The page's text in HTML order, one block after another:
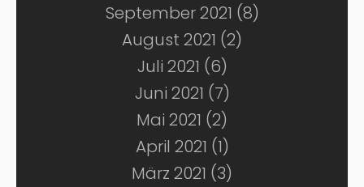
September 2021 (8)
August 2021 (2)
Juli 2021 (6)
Juni 2021 (7)
Mai 2021 (2)
April 2021 (1)
März 2021 (3)